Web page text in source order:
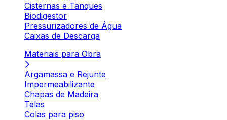
Cisternas e Tanques
Biodigestor
Pressurizadores de Água
Caixas de Descarga
Materiais para Obra
Argamassa e Rejunte
Impermeabilizante
Chapas de Madeira
Telas
Colas para piso